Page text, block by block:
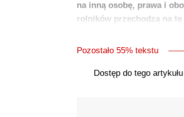
na inną osobę, prawa i
rolników przechodzą na tę
Pozostało 55% tekstu
Dostęp do tego